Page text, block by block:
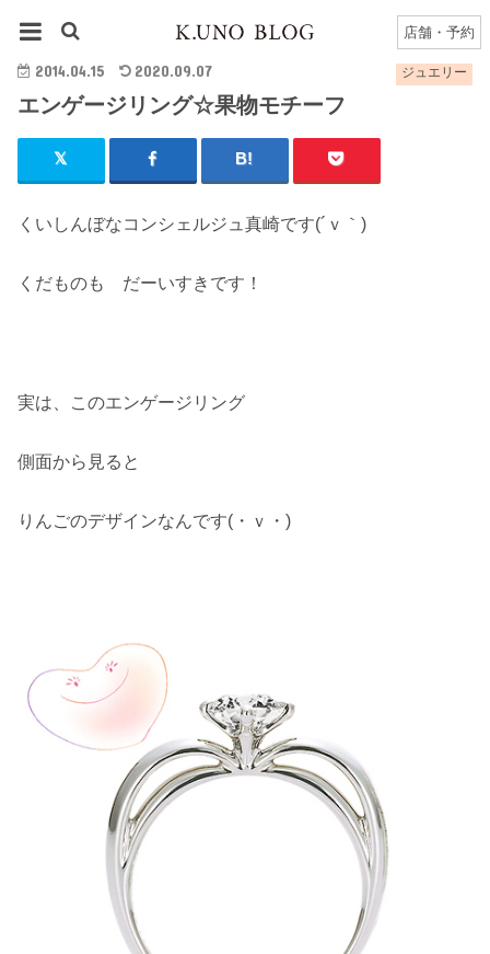
店舗・予約
ジュエリー
2014.04.15 2020.09.07
エンゲージリング☆果物モチーフ
くいしんぼなコンシェルジュ真崎です(´ｖ｀)
くだものも だーいすきです！
実は、このエンゲージリング
側面から見ると
りんごのデザインなんです(・ｖ・)